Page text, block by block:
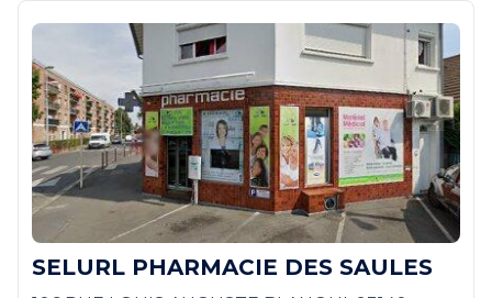
SELURL PHARMACIE DES SAULES